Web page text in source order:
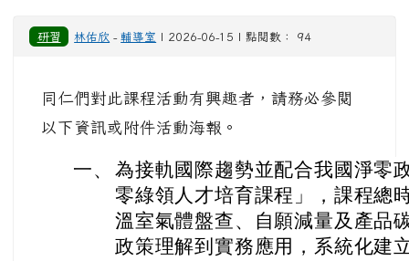
研習 林佑欣 -輔導室 | 2026-06-15 | 點閱數： 94
同仁們對此課程活動有興趣者，請務必參閱
以下資訊或附件活動海報。
一、 為接軌國際趨勢並配合我國淨零
零綠領人才培育課程」，課程總
溫室氣體盤查、自願減量及產品
政策理解到實務應用，系統化建